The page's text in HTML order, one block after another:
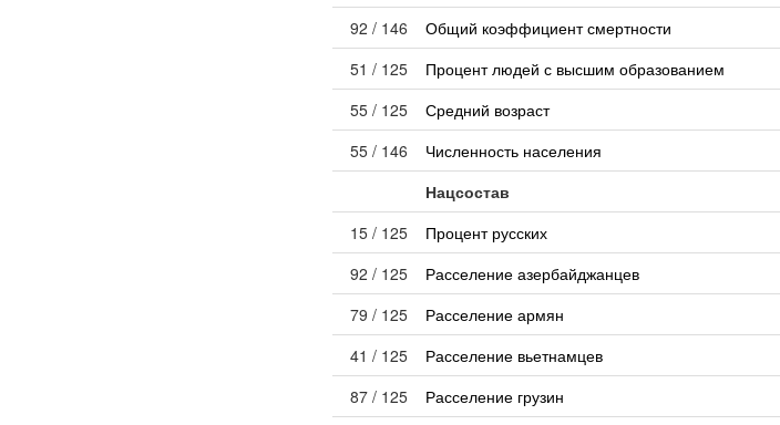
92 / 146
Общий коэффициент смертности
51 / 125
Процент людей с высшим образованием
55 / 125
Средний возраст
55 / 146
Численность населения
Нацсостав
15 / 125
Процент русских
92 / 125
Расселение азербайджанцев
79 / 125
Расселение армян
41 / 125
Расселение вьетнамцев
87 / 125
Расселение грузин